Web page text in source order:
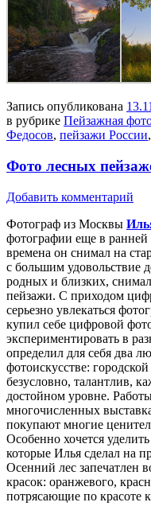
Запись опубликована
в рубрике Пейзажная
Федосов, пейзажи России,
Фото лесных
Добавить комментарий
Фотограф из Москвы
фотографии еще в ранней
времена он снимал на
с большим удовольствие
родных и близких,
пейзажи. С приходом
серьезно увлекаться
купил себе цифровой
экспериментировать в
определил для себя два
фотоискусстве:
безусловно, талантлив,
достойном уровне.
многочисленных
покупают многие
Особенно хочется
которые Илья сделал на
Осенний лес запечатлен
красок: оранжевого,
потрясающие по красоте